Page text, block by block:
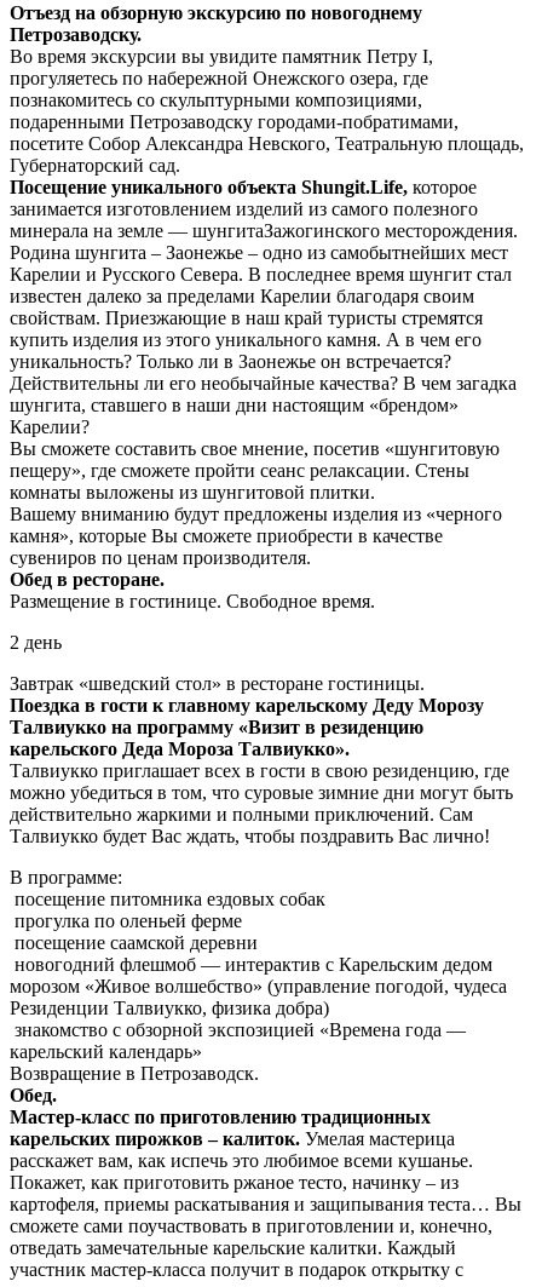
Отъезд на обзорную экскурсию по новогоднему
Петрозаводску.
Во время экскурсии вы увидите памятник Петру I,
прогуляетесь по набережной Онежского озера, где
познакомитесь со скульптурными композициями,
подаренными Петрозаводску городами-побратимами,
посетите Собор Александра Невского, Театральную площадь,
Губернаторский сад.
Посещение уникального объекта Shungit.Life, которое
занимается изготовлением изделий из самого полезного
минерала на земле — шунгитаЗажогинского месторождения.
Родина шунгита – Заонежье – одно из самобытнейших мест
Карелии и Русского Севера. В последнее время шунгит стал
известен далеко за пределами Карелии благодаря своим
свойствам. Приезжающие в наш край туристы стремятся
купить изделия из этого уникального камня. А в чем его
уникальность? Только ли в Заонежье он встречается?
Действительны ли его необычайные качества? В чем загадка
шунгита, ставшего в наши дни настоящим «брендом»
Карелии?
Вы сможете составить свое мнение, посетив «шунгитовую
пещеру», где сможете пройти сеанс релаксации. Стены
комнаты выложены из шунгитовой плитки.
Вашему вниманию будут предложены изделия из «черного
камня», которые Вы сможете приобрести в качестве
сувениров по ценам производителя.
Обед в ресторане.
Размещение в гостинице. Свободное время.
2 день
Завтрак «шведский стол» в ресторане гостиницы.
Поездка в гости к главному карельскому Деду Морозу
Талвиукко на программу «Визит в резиденцию
карельского Деда Мороза Талвиукко».
Талвиукко приглашает всех в гости в свою резиденцию, где
можно убедиться в том, что суровые зимние дни могут быть
действительно жаркими и полными приключений. Сам
Талвиукко будет Вас ждать, чтобы поздравить Вас лично!
В программе:
посещение питомника ездовых собак
прогулка по оленьей ферме
посещение саамской деревни
новогодний флешмоб — интерактив с Карельским дедом
морозом «Живое волшебство» (управление погодой, чудеса
Резиденции Талвиукко, физика добра)
знакомство с обзорной экспозицией «Времена года —
карельский календарь»
Возвращение в Петрозаводск.
Обед.
Мастер-класс по приготовлению традиционных
карельских пирожков – калиток. Умелая мастерица
расскажет вам, как испечь это любимое всеми кушанье.
Покажет, как приготовить ржаное тесто, начинку – из
картофеля, приемы раскатывания и защипывания теста… Вы
сможете сами поучаствовать в приготовлении и, конечно,
отведать замечательные карельские калитки. Каждый
участник мастер-класса получит в подарок открытку с